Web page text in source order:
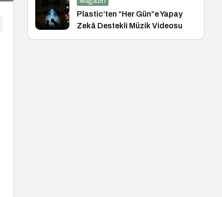
Plastic’ten “Her Gün”e Yapay
Zekâ Destekli Müzik Videosu